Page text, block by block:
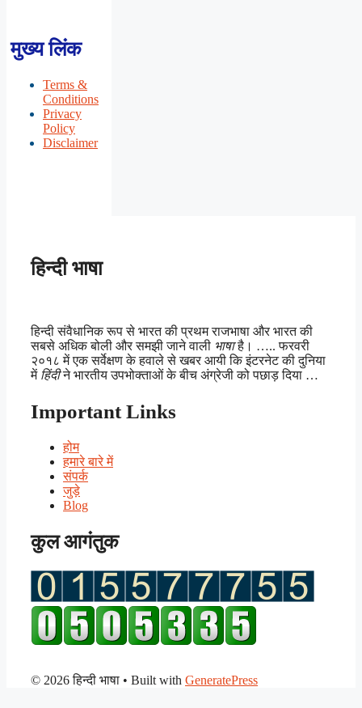
मुख्य लिंक
Terms &
Conditions
Privacy
Policy
Disclaimer
हिन्दी भाषा
हिन्दी संवैधानिक रूप से भारत की प्रथम राजभाषा और भारत की
सबसे अधिक बोली और समझी जाने वाली भाषाहै। ….. फरवरी
२०१८ में एक सर्वेक्षण के हवाले से खबर आयी कि इंटरनेट की दुनिया
में हिंदीने भारतीय उपभोक्ताओं के बीच अंग्रेजी को पछाड़ दिया …
Important Links
होम
हमारे बारे में
संपर्क
जुड़े
Blog
कुल आगंतुक
© 2026 हिन्दी भाषा • Built with GeneratePress